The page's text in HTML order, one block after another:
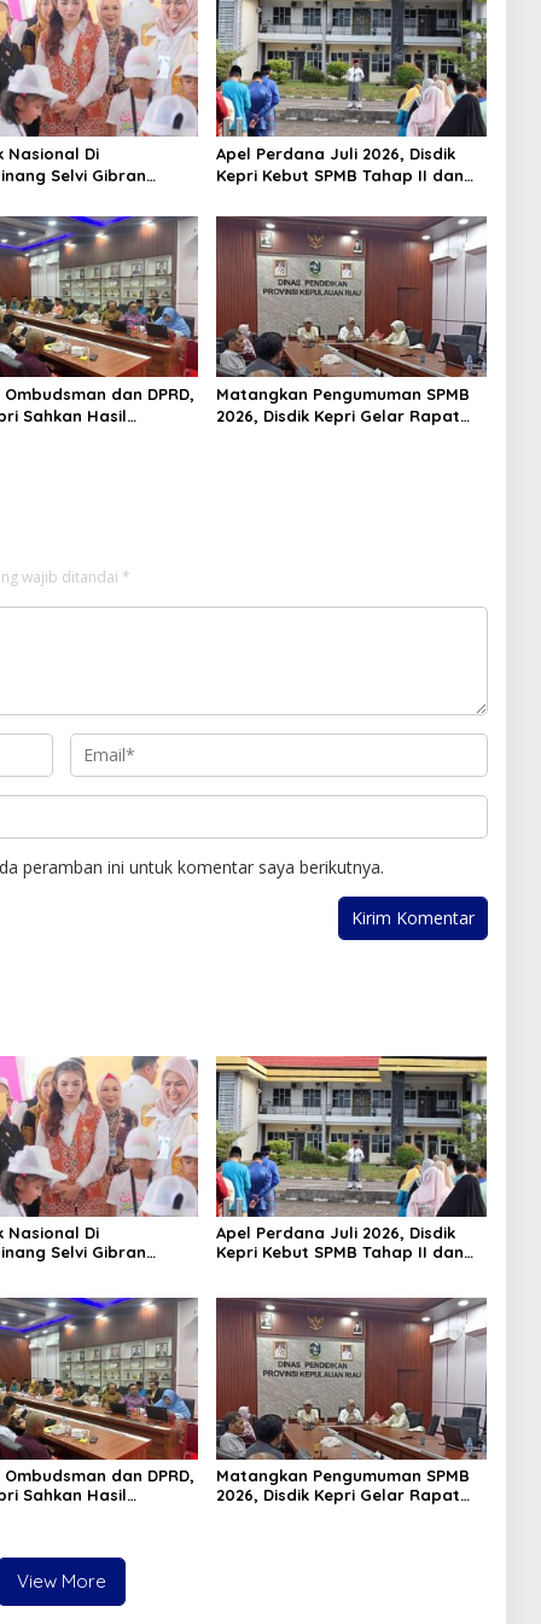
Nasional Di
Selvi Gibran
Apel Perdana Juli 2026, Disdik
Kepri Kebut SPMB Tahap II dan
dan DPRD,
Sahkan Hasil
Matangkan Pengumuman SPMB
2026, Disdik Kepri Gelar Rapat
wajib ditandai *
peramban ini untuk komentar saya berikutnya.
Nasional Di
Selvi Gibran
Apel Perdana Juli 2026, Disdik
Kepri Kebut SPMB Tahap II dan
dan DPRD,
Sahkan Hasil
Matangkan Pengumuman SPMB
2026, Disdik Kepri Gelar Rapat
View More